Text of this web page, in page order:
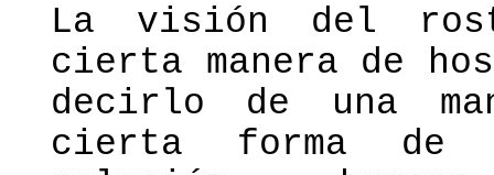
La visión
del
cierta manera de
decirlo de una
cierta forma de